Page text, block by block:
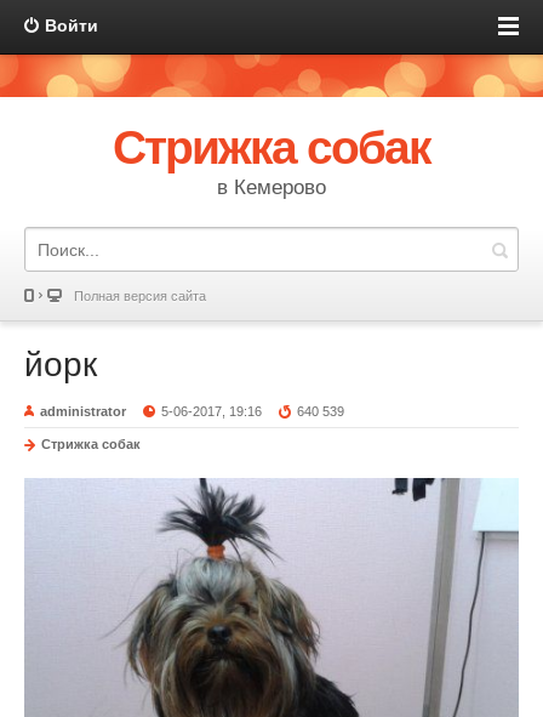
Войти
Стрижка собак
в Кемерово
Полная версия сайта
йорк
administrator 5-06-2017, 19:16 640 539
Стрижка собак